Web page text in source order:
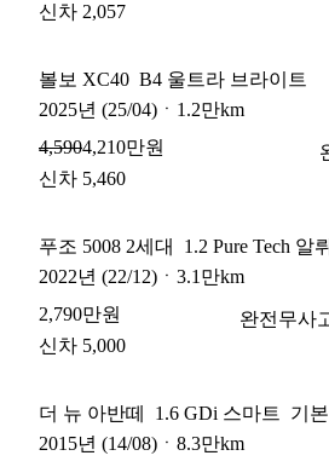
신차 2,057
볼보 XC40 B4 울트라 브라이트
2025년 (25/04) ㆍ 1.2만km
4,5904,210만원
신차 5,460
푸조 5008 2세대
1.2 Pure Tech 알
2022년 (22/12) ㆍ 3.1만km
2,790만원
완전무사
신차 5,000
더 뉴 아반떼 1.6 GDi 스마트
기
2015년 (14/08) ㆍ 8.3만km